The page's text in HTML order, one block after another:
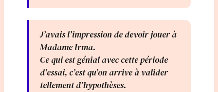
J’avais l’impression de devoir jouer à
Madame Irma.
Ce qui est génial avec cette période
d’essai, c’est qu’on arrive à valider
tellement d’hypothèses.